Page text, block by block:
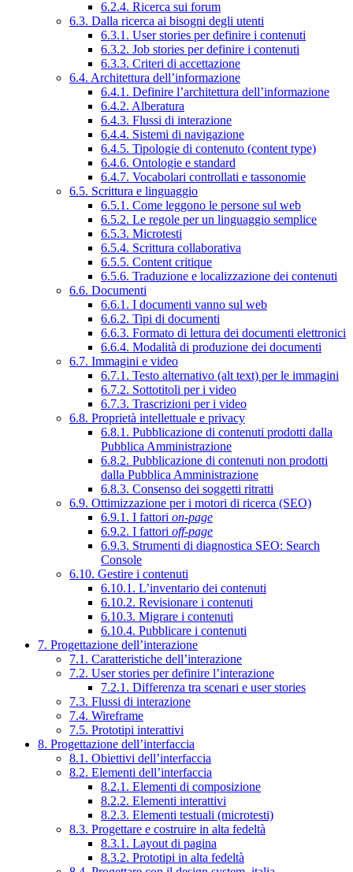
6.2.4. Ricerca sui forum
6.3. Dalla ricerca ai bisogni degli utenti
6.3.1. User stories per definire i contenuti
6.3.2. Job stories per definire i contenuti
6.3.3. Criteri di accettazione
6.4. Architettura dell’informazione
6.4.1. Definire l’architettura dell’informazione
6.4.2. Alberatura
6.4.3. Flussi di interazione
6.4.4. Sistemi di navigazione
6.4.5. Tipologie di contenuto (content type)
6.4.6. Ontologie e standard
6.4.7. Vocabolari controllati e tassonomie
6.5. Scrittura e linguaggio
6.5.1. Come leggono le persone sul web
6.5.2. Le regole per un linguaggio semplice
6.5.3. Microtesti
6.5.4. Scrittura collaborativa
6.5.5. Content critique
6.5.6. Traduzione e localizzazione dei contenuti
6.6. Documenti
6.6.1. I documenti vanno sul web
6.6.2. Tipi di documenti
6.6.3. Formato di lettura dei documenti elettronici
6.6.4. Modalità di produzione dei documenti
6.7. Immagini e video
6.7.1. Testo alternativo (alt text) per le immagini
6.7.2. Sottotitoli per i video
6.7.3. Trascrizioni per i video
6.8. Proprietà intellettuale e privacy
6.8.1. Pubblicazione di contenuti prodotti dalla
Pubblica Amministrazione
6.8.2. Pubblicazione di contenuti non prodotti
dalla Pubblica Amministrazione
6.8.3. Consenso dei soggetti ritratti
6.9. Ottimizzazione per i motori di ricerca (SEO)
6.9.1. I fattori on-page
6.9.2. I fattori off-page
6.9.3. Strumenti di diagnostica SEO: Search
Console
6.10. Gestire i contenuti
6.10.1. L’inventario dei contenuti
6.10.2. Revisionare i contenuti
6.10.3. Migrare i contenuti
6.10.4. Pubblicare i contenuti
7. Progettazione dell’interazione
7.1. Caratteristiche dell’interazione
7.2. User stories per definire l’interazione
7.2.1. Differenza tra scenari e user stories
7.3. Flussi di interazione
7.4. Wireframe
7.5. Prototipi interattivi
8. Progettazione dell’interfaccia
8.1. Obiettivi dell’interfaccia
8.2. Elementi dell’interfaccia
8.2.1. Elementi di composizione
8.2.2. Elementi interattivi
8.2.3. Elementi testuali (microtesti)
8.3. Progettare e costruire in alta fedeltà
8.3.1. Layout di pagina
8.3.2. Prototipi in alta fedeltà